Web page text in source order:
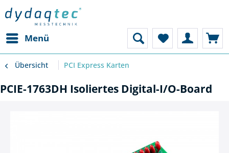
Menü
Übersicht PCI Express Karten
PCIE-1763DH Isoliertes Digital-I/O-Board